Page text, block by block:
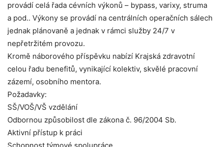
provádí celá řada cévních výkonů – bypass, varixy, struma
a pod.. Výkony se provádí na centrálních operačních sálech
jednak plánovaně a jednak v rámci služby 24/7 v
nepřetržitém provozu.
Kromě náborového příspěvku nabízí Krajská zdravotní
celou řadu benefitů, vynikající kolektiv, skvělé pracovní
zázemí, osobního mentora.
Požadavky:
SŠ/VOŠ/VŠ vzdělání
Odbornou způsobilost dle zákona č. 96/2004 Sb.
Aktivní přístup k práci